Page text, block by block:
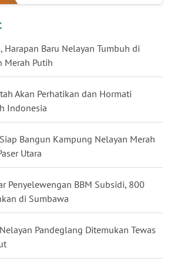
Harapan Baru Nelayan Tumbuh di
Merah Putih
Akan Perhatikan dan Hormati
Indonesia
Bangun Kampung Nelayan Merah
Utara
Penyelewengan BBM Subsidi, 800
di Sumbawa
Pandeglang Ditemukan Tewas